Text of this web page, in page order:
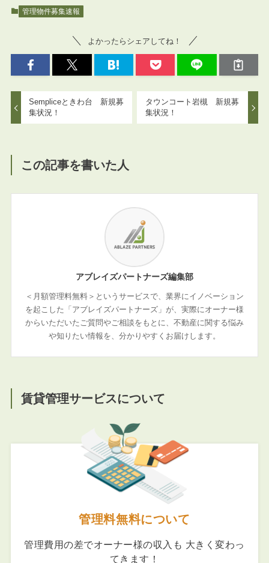
管理物件募集速報
よかったらシェアしてね！
Sempliceときわ台 新規募
集状況！
タウンコート岩槻 新規募
集状況！
この記事を書いた人
アブレイズパートナーズ編集部
＜月額管理料無料＞というサービスで、業界にイノベーション
を起こした「アブレイズパートナーズ」が、実際にオーナー様
からいただいたご質問やご相談をもとに、不動産に関する悩み
や知りたい情報を、分かりやすくお届けします。
賃貸管理サービスについて
管理料無料について
管理費用の差でオーナー様の収入も 大きく変わっ
てきます！